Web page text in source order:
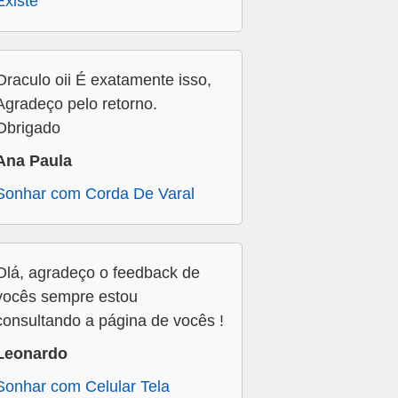
oii É exatamente isso,
pelo retorno.
Paula
com Corda De Varal
agradeço o feedback de
sempre estou
a página de vocês !
com Celular Tela